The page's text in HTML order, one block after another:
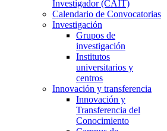
Investigador (CAIT)
Calendario de Convocatorias
Investigación
Grupos de
investigación
Institutos
universitarios y
centros
Innovación y transferencia
Innovación y
Transferencia del
Conocimiento